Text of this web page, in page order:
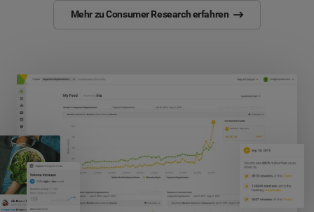
Mehr zu Consumer Research erfahren